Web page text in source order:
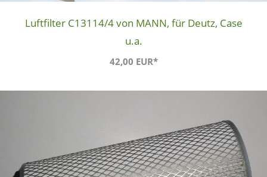
Luftfilter C13114/4 von MANN, für Deutz, Case
u.a.
42,00 EUR*